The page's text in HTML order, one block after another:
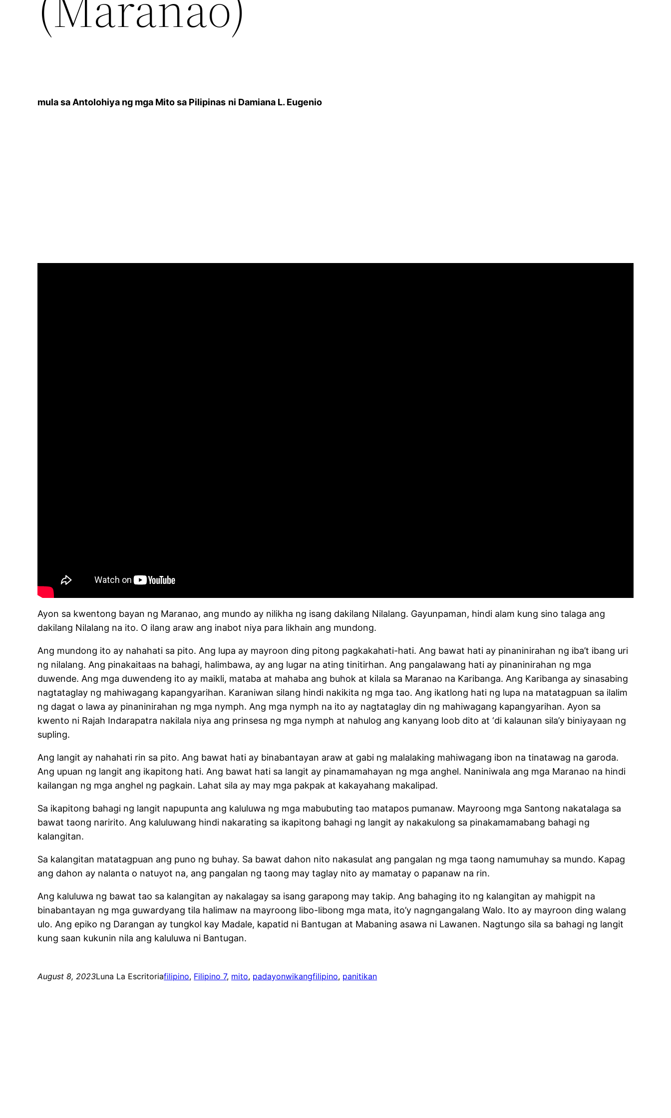
mula sa Antolohiya ng mga Mito sa Pilipinas ni Damiana L. Eugenio
Ayon sa kwentong bayan ng Maranao, ang mundo ay nilikha ng isang dakilang Nilalang. Gayunpaman, hindi alam kung sino talaga ang
dakilang Nilalang na ito. O ilang araw ang inabot niya para likhain ang mundong.
Ang mundong ito ay nahahati sa pito. Ang lupa ay mayroon ding pitong pagkakahati-hati. Ang bawat hati ay pinaninirahan ng iba’t ibang uri
ng nilalang. Ang pinakaitaas na bahagi, halimbawa, ay ang lugar na ating tinitirhan. Ang pangalawang hati ay pinaninirahan ng mga
duwende. Ang mga duwendeng ito ay maikli, mataba at mahaba ang buhok at kilala sa Maranao na Karibanga. Ang Karibanga ay sinasabing
nagtataglay ng mahiwagang kapangyarihan. Karaniwan silang hindi nakikita ng mga tao. Ang ikatlong hati ng lupa na matatagpuan sa ilalim
ng dagat o lawa ay pinaninirahan ng mga nymph. Ang mga nymph na ito ay nagtataglay din ng mahiwagang kapangyarihan. Ayon sa
kwento ni Rajah Indarapatra nakilala niya ang prinsesa ng mga nymph at nahulog ang kanyang loob dito at ‘di kalaunan sila’y biniyayaan ng
supling.
Ang langit ay nahahati rin sa pito. Ang bawat hati ay binabantayan araw at gabi ng malalaking mahiwagang ibon na tinatawag na garoda.
Ang upuan ng langit ang ikapitong hati. Ang bawat hati sa langit ay pinamamahayan ng mga anghel. Naniniwala ang mga Maranao na hindi
kailangan ng mga anghel ng pagkain. Lahat sila ay may mga pakpak at kakayahang makalipad.
Sa ikapitong bahagi ng langit napupunta ang kaluluwa ng mga mabubuting tao matapos pumanaw. Mayroong mga Santong nakatalaga sa
bawat taong naririto. Ang kaluluwang hindi nakarating sa ikapitong bahagi ng langit ay nakakulong sa pinakamamabang bahagi ng
kalangitan.
Sa kalangitan matatagpuan ang puno ng buhay. Sa bawat dahon nito nakasulat ang pangalan ng mga taong namumuhay sa mundo. Kapag
ang dahon ay nalanta o natuyot na, ang pangalan ng taong may taglay nito ay mamatay o papanaw na rin.
Ang kaluluwa ng bawat tao sa kalangitan ay nakalagay sa isang garapong may takip. Ang bahaging ito ng kalangitan ay mahigpit na
binabantayan ng mga guwardyang tila halimaw na mayroong libo-libong mga mata, ito’y nagngangalang Walo. Ito ay mayroon ding walang
ulo. Ang epiko ng Darangan ay tungkol kay Madale, kapatid ni Bantugan at Mabaning asawa ni Lawanen. Nagtungo sila sa bahagi ng langit
kung saan kukunin nila ang kaluluwa ni Bantugan.
August 8, 2023Luna La Escritoriafilipino, Filipino 7, mito, padayonwikangfilipino, panitikan